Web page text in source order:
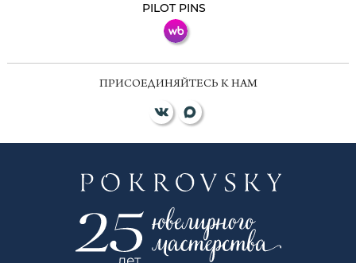
PILOT PINS
ПРИСОЕДИНЯЙТЕСЬ К НАМ